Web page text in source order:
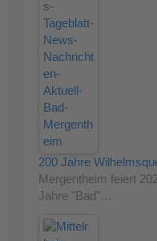
200 Jahre
Mergentheim feiert
Jahre "Bad"…